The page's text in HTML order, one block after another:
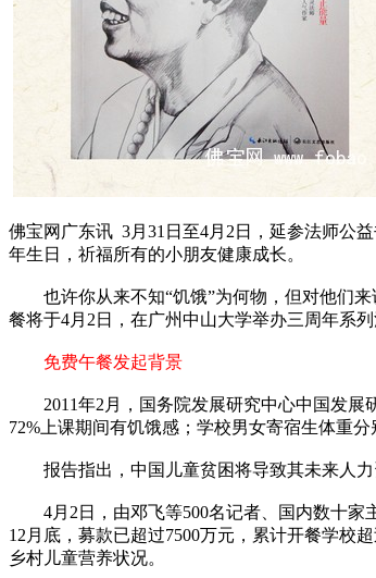
佛宝网广东讯 3月31日至4月2日，延参法师公
年生日，祈福所有的小朋友健康成长。
也许你从来不知“饥饿”为何物，但对他们来
餐将于4月2日，在广州中山大学举办三周年系
免费午餐发起背景
2011年2月，国务院发展研究中心中国发展研
72%上课期间有饥饿感；学校男女寄宿生体重
报告指出，中国儿童贫困将导致其未来人力
4月2日，由邓飞等500名记者、国内数十家主
12月底，募款已超过7500万元，累计开餐学校
乡村儿童营养状况。